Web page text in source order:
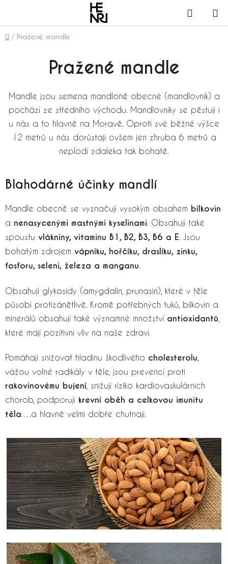
obsah
KOŠÍK
Domů
/ Pražené mandle
Pražené mandle
Mandle jsou semena mandloně obecné (mandlovník) a
pochází ze středního východu. Mandlovníky se pěstují i
u nás a to hlavně na Moravě. Oproti své běžné výšce
12 metrů u nás dorůstají ovšem jen zhruba 6 metrů a
neplodí zdaleka tak bohatě.
Blahodárné účinky mandlí
Mandle obecně se vyznačují vysokým obsahem bílkovin
a nenasycenými mastnými kyselinami . Obsahují také
spoustu vlákniny, vitaminu B1, B2, B3, B6 a E . Jsou
bohatým zdrojem vápníku, hořčíku, draslíku, zinku,
fosforu, seleni, železa a manganu
Obsahují glykosidy (amygdalin, prunasin), které v těle
působí protizánětlivě. Kromě potřebných tuků, bílkovin a
minerálů obsahují také významné množství antioxidantů
které mají pozitivní vliv na naše zdraví.
Pomáhají snižovat hladinu škodlivého cholesterolu
vážou volné radikály v těle, jsou prevencí proti
rakovinovému bujení , snižují riziko kardiovaskulárních
chorob, podporují krevní oběh a celkovou imunitu
těla ….a hlavně velmi dobře chutnají.